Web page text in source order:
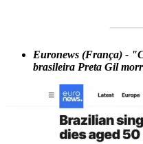
Euronews (França) -
brasileira Preta Gil